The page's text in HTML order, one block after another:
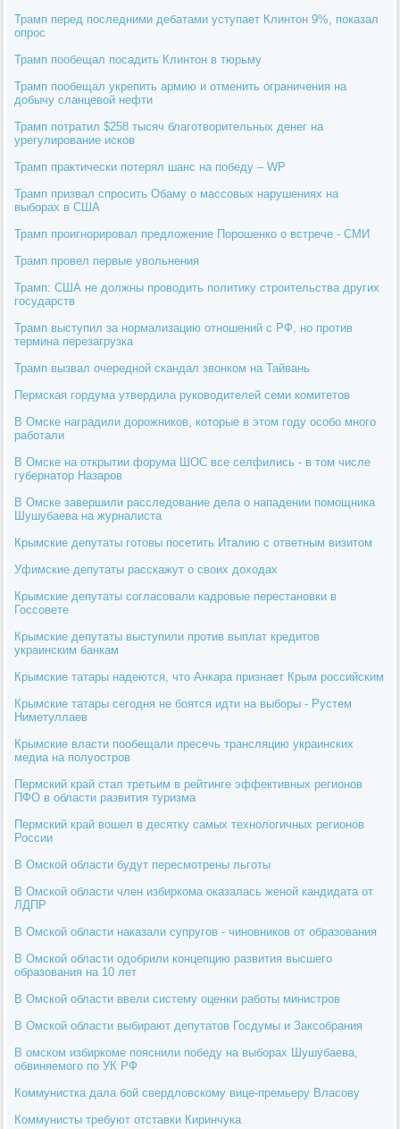
Трамп перед последними дебатами уступает Клинтон 9%, показал
опрос
Трамп пообещал посадить Клинтон в тюрьму
Трамп пообещал укрепить армию и отменить ограничения на
добычу сланцевой нефти
Трамп потратил $258 тысяч благотворительных денег на
урегулирование исков
Трамп практически потерял шанс на победу – WP
Трамп призвал спросить Обаму о массовых нарушениях на
выборах в США
Трамп проигнорировал предложение Порошенко о встрече - СМИ
Трамп провел первые увольнения
Трамп: США не должны проводить политику строительства других
государств
Трамп выступил за нормализацию отношений с РФ, но против
термина перезагрузка
Трамп вызвал очередной скандал звонком на Тайвань
Пермская гордума утвердила руководителей семи комитетов
В Омске наградили дорожников, которые в этом году особо много
работали
В Омске на открытии форума ШОС все селфились - в том числе
губернатор Назаров
В Омске завершили расследование дела о нападении помощника
Шушубаева на журналиста
Крымские депутаты готовы посетить Италию с ответным визитом
Уфимские депутаты расскажут о своих доходах
Крымские депутаты согласовали кадровые перестановки в
Госсовете
Крымские депутаты выступили против выплат кредитов
украинским банкам
Крымские татары надеются, что Анкара признает Крым российским
Крымские татары сегодня не боятся идти на выборы - Рустем
Ниметуллаев
Крымские власти пообещали пресечь трансляцию украинских
медиа на полуостров
Пермский край стал третьим в рейтинге эффективных регионов
ПФО в области развития туризма
Пермский край вошел в десятку самых технологичных регионов
России
В Омской области будут пересмотрены льготы
В Омской области член избиркома оказалась женой кандидата от
ЛДПР
В Омской области наказали супругов - чиновников от образования
В Омской области одобрили концепцию развития высшего
образования на 10 лет
В Омской области ввели систему оценки работы министров
В Омской области выбирают депутатов Госдумы и Заксобрания
В омском избиркоме пояснили победу на выборах Шушубаева,
обвиняемого по УК РФ
Коммунистка дала бой свердловскому вице-премьеру Власову
Коммунисты требуют отставки Киринчука